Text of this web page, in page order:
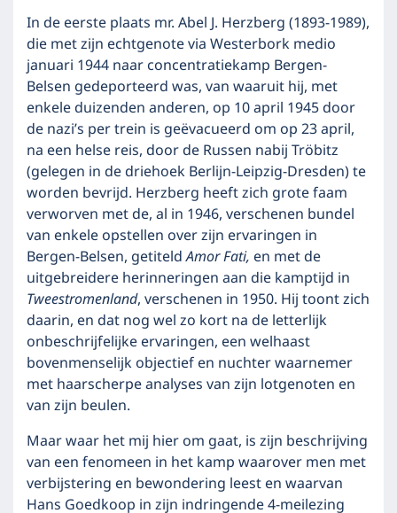
In de eerste plaats mr. Abel J. Herzberg (1893-1989),
die met zijn echtgenote via Westerbork medio
januari 1944 naar concentratiekamp Bergen-
Belsen gedeporteerd was, van waaruit hij, met
enkele duizenden anderen, op 10 april 1945 door
de nazi’s per trein is geëvacueerd om op 23 april,
na een helse reis, door de Russen nabij Tröbitz
(gelegen in de driehoek Berlijn-Leipzig-Dresden) te
worden bevrijd. Herzberg heeft zich grote faam
verworven met de, al in 1946, verschenen bundel
van enkele opstellen over zijn ervaringen in
Bergen-Belsen, getiteldAmor Fati, en met de
uitgebreidere herinneringen aan die kamptijd in
Tweestromenland, verschenen in 1950. Hij toont zich
daarin, en dat nog wel zo kort na de letterlijk
onbeschrijfelijke ervaringen, een welhaast
bovenmenselijk objectief en nuchter waarnemer
met haarscherpe analyses van zijn lotgenoten en
van zijn beulen.
Maar waar het mij hier om gaat, is zijn beschrijving
van een fenomeen in het kamp waarover men met
verbijstering en bewondering leest en waarvan
Hans Goedkoop in zijn indringende 4-meilezing